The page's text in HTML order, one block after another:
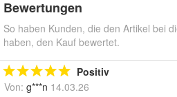
Bewertungen
So haben Kunden, die den Artikel bei
haben, den Kauf bewertet.
Positiv
Von: g***n 14.03.26